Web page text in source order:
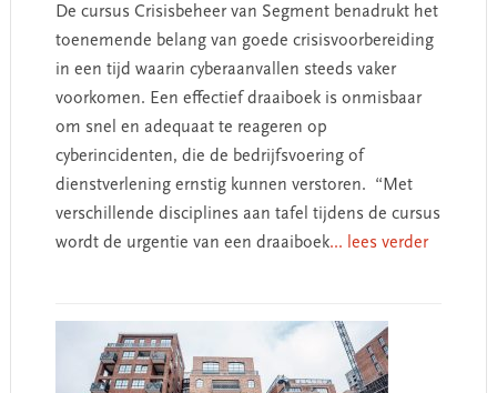
De cursus Crisisbeheer van Segment benadrukt het
toenemende belang van goede crisisvoorbereiding
in een tijd waarin cyberaanvallen steeds vaker
voorkomen. Een effectief draaiboek is onmisbaar
om snel en adequaat te reageren op
cyberincidenten, die de bedrijfsvoering of
dienstverlening ernstig kunnen verstoren. “Met
verschillende disciplines aan tafel tijdens de cursus
wordt de urgentie van een draaiboek... lees verder